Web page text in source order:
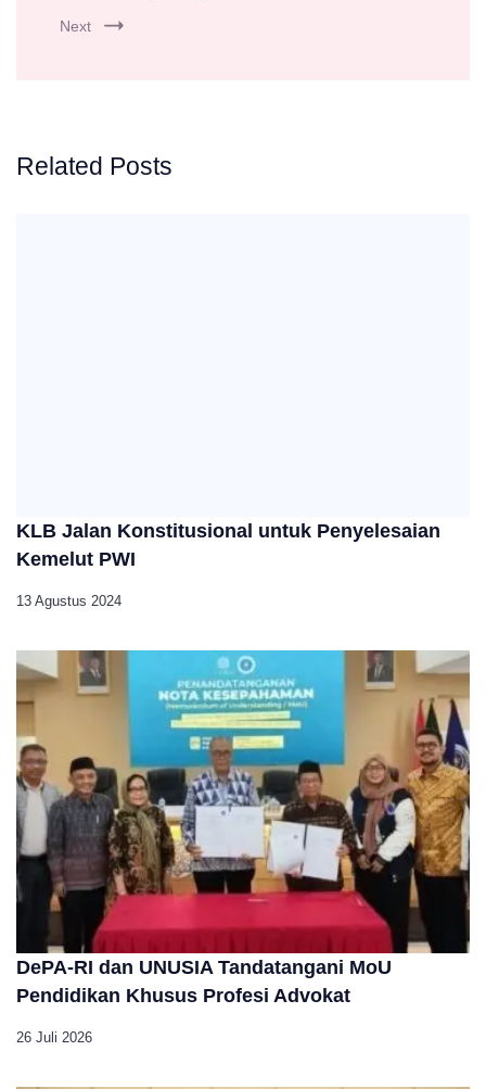
Next
Related Posts
KLB Jalan Konstitusional untuk Penyelesaian
Kemelut PWI
13 Agustus 2024
DePA-RI dan UNUSIA Tandatangani MoU
Pendidikan Khusus Profesi Advokat
26 Juli 2026